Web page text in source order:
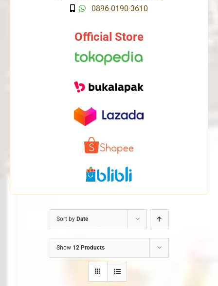
0896-0190-3610
Official Store
Sort by Date
Show 12 Products